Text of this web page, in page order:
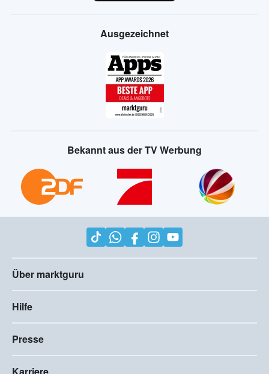
Ausgezeichnet
Bekannt aus der TV Werbung
Über marktguru
Hilfe
Presse